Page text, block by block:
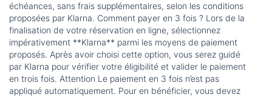
échéances, sans frais supplémentaires, selon les conditions
proposées par Klarna. Comment payer en 3 fois ? Lors de la
finalisation de votre réservation en ligne, sélectionnez
impérativement **Klarna** parmi les moyens de paiement
proposés. Après avoir choisi cette option, vous serez guidé
par Klarna pour vérifier votre éligibilité et valider le paiement
en trois fois. Attention Le paiement en 3 fois n’est pas
appliqué automatiquement. Pour en bénéficier, vous devez